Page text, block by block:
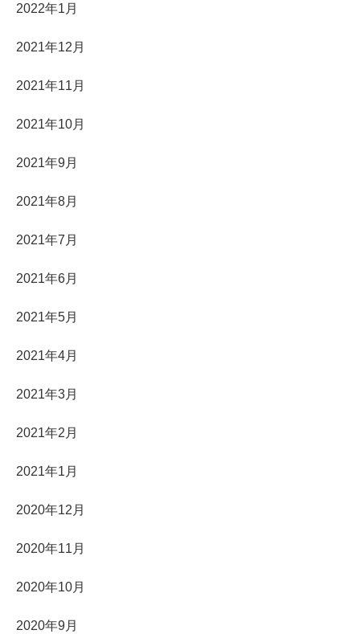
2022年1月
2021年12月
2021年11月
2021年10月
2021年9月
2021年8月
2021年7月
2021年6月
2021年5月
2021年4月
2021年3月
2021年2月
2021年1月
2020年12月
2020年11月
2020年10月
2020年9月